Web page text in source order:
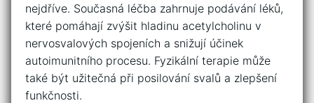
nejdříve. Současná léčba zahrnuje ⁣podávání léků,
které pomáhají⁣ zvýšit hladinu acetylcholinu v
nervosvalových spojeních a snižují účinek
autoimunitního procesu. Fyzikální terapie může
také být užitečná při posilování ⁢svalů a zlepšení
funkčnosti.